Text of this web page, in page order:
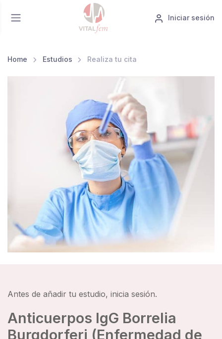
Iniciar sesión
Home Estudios Realiza tu cita
Antes de añadir tu estudio, inicia sesión.
Anticuerpos IgG Borrelia
Burgdorferi (Enfermedad de